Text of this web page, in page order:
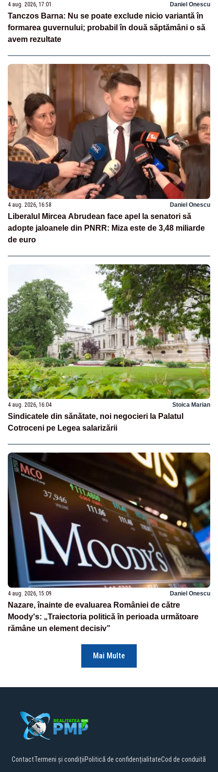
4 aug. 2026, 17:01 Daniel Onescu
Tanczos Barna: Nu se poate exclude nicio variantă în
formarea guvernului; probabil în două săptămâni o să
avem rezultate
4 aug. 2026, 16:58 Daniel Onescu
Liberalul Mircea Abrudean face apel la senatori să
adopte jaloanele din PNRR: Miza este de 3,48 miliarde
de euro
4 aug. 2026, 16:04 Stoica Marian
Sindicatele din sănătate, noi negocieri la Palatul
Cotroceni pe Legea salarizării
4 aug. 2026, 15:09 Daniel Onescu
Nazare, înainte de evaluarea României de către
Moody's: „Traiectoria politică în perioada următoare
rămâne un element decisiv”
Mai Multe
ContactTermeni și condițiiPolitică de confidențialitateCod de conduită